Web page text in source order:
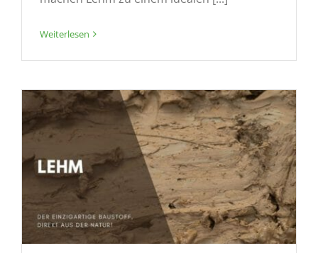
Weiterlesen